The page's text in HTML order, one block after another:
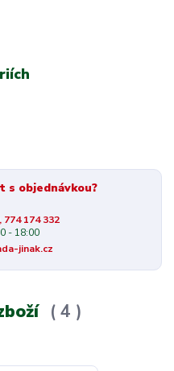
s objednávkou?
774 174 332
- 18:00
jinak.cz
4